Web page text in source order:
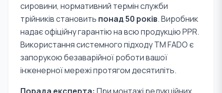
сировини, нормативний термін служби
трійників становить понад 50 років. Виробник
надає офіційну гарантію на всю продукцію PPR.
Використання системного підходу TM FADO є
запорукою безаварійної роботи вашої
інженерної мережі протягом десятиліть.